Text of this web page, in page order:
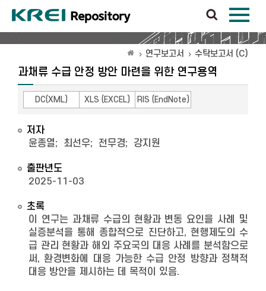
연구보고서 수탁보고서 (C)
과채류 수급 안정 방안 마련을 위한 연구용역
DC(XML) XLS (EXCEL) RIS (EndNote)
저자
윤종열; 최선우; 전무경; 강지원
출판년도
2025-11-03
초록
이 연구는 과채류 수급의 현황과 변동 요인을 사례 및
실증분석을 통해 종합적으로 진단하고, 현행제도의 수
급 관리 현황과 해외 주요국의 대응 사례를 분석함으로
써, 환경변화에 대응 가능한 수급 안정 방향과 정책적
대응 방안을 제시하는 데 목적이 있음.